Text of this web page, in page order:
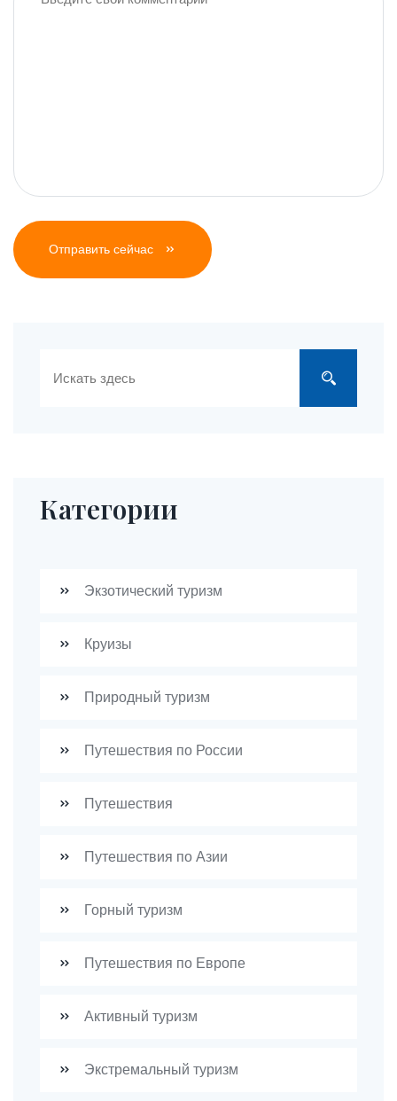
Отправить сейчас
Категории
Экзотический туризм
Круизы
Природный туризм
Путешествия по России
Путешествия
Путешествия по Азии
Горный туризм
Путешествия по Европе
Активный туризм
Экстремальный туризм